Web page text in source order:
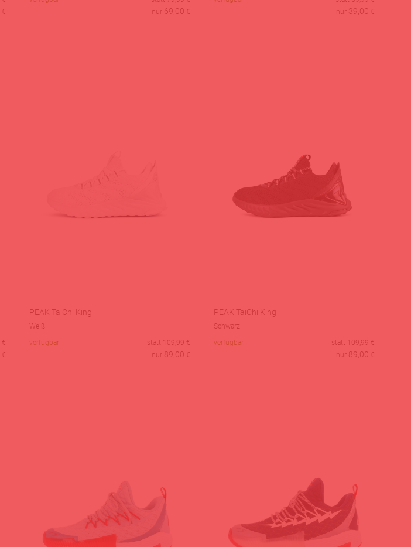
€
nur 69,00 €
nur 39,00 €
€
€
PEAK TaiChi King
Weiß
verfügbar
statt 109,99 €
nur 89,00 €
PEAK TaiChi King
Schwarz
verfügbar
statt 109,99 €
nur 89,00 €